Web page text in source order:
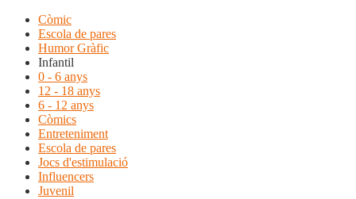
Còmic
Escola de pares
Humor Gràfic
Infantil
0 - 6 anys
12 - 18 anys
6 - 12 anys
Còmics
Entreteniment
Escola de pares
Jocs d'estimulació
Influencers
Juvenil